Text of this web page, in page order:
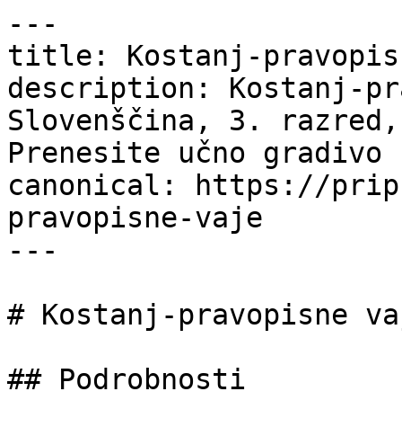
---
title: Kostanj-
description: Kostanj-
Slovenščina, 3.
Prenesite učno
canonical: https://
pravopisne-vaje
---
# Kostanj-pravopisne
## Podrobnosti